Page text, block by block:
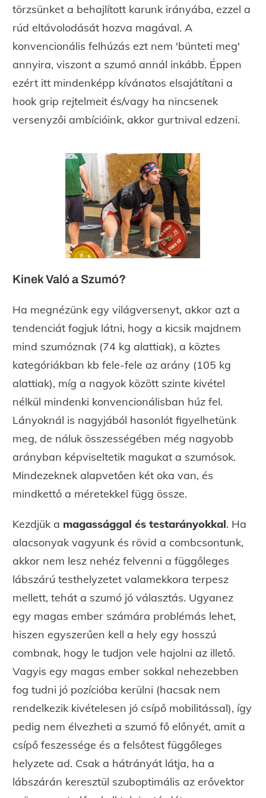
törzsünket a behajlított karunk irányába, ezzel a
rúd eltávolodását hozva magával. A
konvencionális felhúzás ezt nem 'bünteti meg'
annyira, viszont a szumó annál inkább. Éppen
ezért itt mindenképp kívánatos elsajátítani a
hook grip rejtelmeit és/vagy ha nincsenek
versenyzői ambícióink, akkor gurtnival edzeni.
Kinek Való a Szumó?
Ha megnézünk egy világversenyt, akkor azt a
tendenciát fogjuk látni, hogy a kicsik majdnem
mind szumóznak (74 kg alattiak), a köztes
kategóriákban kb fele-fele az arány (105 kg
alattiak), míg a nagyok között szinte kivétel
nélkül mindenki konvencionálisban húz fel.
Lányoknál is nagyjából hasonlót figyelhetünk
meg, de náluk összességében még nagyobb
arányban képviseltetik magukat a szumósok.
Mindezeknek alapvetően két oka van, és
mindkettő a méretekkel függ össze.
Kezdjük a magassággal és testarányokkal. Ha
alacsonyak vagyunk és rövid a combcsontunk,
akkor nem lesz nehéz felvenni a függőleges
lábszárú testhelyzetet valamekkora terpesz
mellett, tehát a szumó jó választás. Ugyanez
egy magas ember számára problémás lehet,
hiszen egyszerűen kell a hely egy hosszú
combnak, hogy le tudjon vele hajolni az illető.
Vagyis egy magas ember sokkal nehezebben
fog tudni jó pozícióba kerülni (hacsak nem
rendelkezik kivételesen jó csípő mobilitással), így
pedig nem élvezheti a szumó fő előnyét, amit a
csípő feszessége és a felsőtest függőleges
helyzete ad. Csak a hátrányát látja, ha a
lábszárán keresztül szuboptimális az erővektor